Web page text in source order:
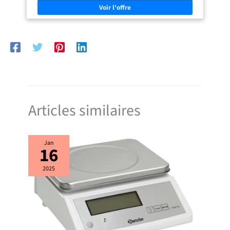
aimez FIN, ÉLÉGANT ET EN ACIER INOXYDABLE: avec son corps ultra-
compact de 15 cm, Dedica Style allie design italien et fonctionnalité au
quotidien UTILISATION ET NETTOYAGE SANS EFFORT: les commandes
PARFAIT. C’EST PERFETTO. Conçue pour offrir un espresso de qualité
café dans une forme fine et élégante, Dedica Style transforme chaque
Articles similaires
Jan
16
2025